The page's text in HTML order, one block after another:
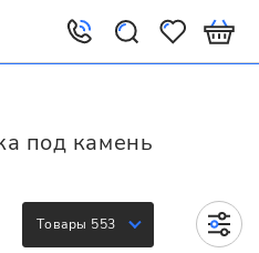
под камень
Товары 553